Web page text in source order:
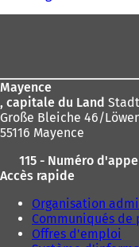
êtes
Mayence
, capitale du Land
Große Bleiche 46/
55116 Mayence
115 - Numéro
Accès rapide
Organisation
Communiqués de
Offres d'emploi